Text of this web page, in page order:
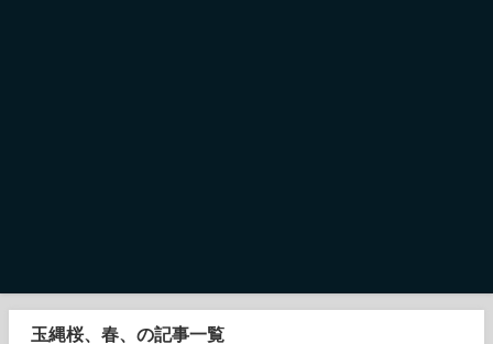
玉縄桜、春、の記事一覧